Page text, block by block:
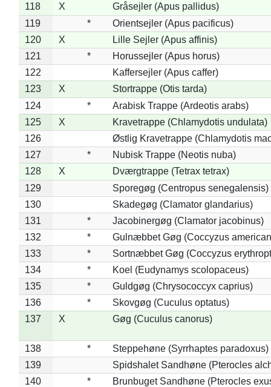
118
X
Gråsejler (Apus pallidus)
119
*
Orientsejler (Apus pacificus)
120
X
Lille Sejler (Apus affinis)
121
*
Horussejler (Apus horus)
122
Kaffersejler (Apus caffer)
123
X
Stortrappe (Otis tarda)
124
*
Arabisk Trappe (Ardeotis arabs)
125
X
Kravetrappe (Chlamydotis undulata)
126
Østlig Kravetrappe (Chlamydotis
127
*
Nubisk Trappe (Neotis nuba)
128
X
Dværgtrappe (Tetrax tetrax)
129
Sporegøg (Centropus senegalensis)
130
Skadegøg (Clamator glandarius)
131
*
Jacobinergøg (Clamator jacobinus)
132
*
Gulnæbbet Gøg (Coccyzus
133
*
Sortnæbbet Gøg (Coccyzus
134
*
Koel (Eudynamys scolopaceus)
135
*
Guldgøg (Chrysococcyx caprius)
136
*
Skovgøg (Cuculus optatus)
137
X Gøg (Cuculus canorus)
138 *
Steppehøne (Syrrhaptes paradoxus)
139
Spidshalet Sandhøne (Pterocles
140
*
Brunbuget Sandhøne (Pterocles